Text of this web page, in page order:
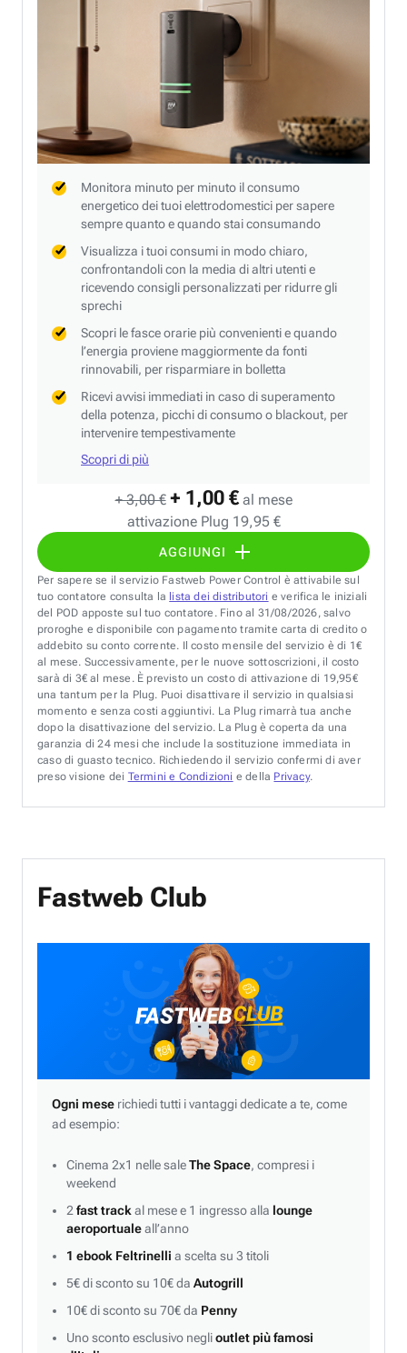
+ 3,00 € + 1,00 € al mese
attivazione Plug 19,95 €
AGGIUNGI
Monitora minuto per minuto il consumo
energetico dei tuoi elettrodomestici per sapere
sempre quanto e quando stai consumando
Visualizza i tuoi consumi in modo chiaro,
confrontandoli con la media di altri utenti e
ricevendo consigli personalizzati per ridurre gli
sprechi
Scopri le fasce orarie più convenienti e quando
l’energia proviene maggiormente da fonti
rinnovabili, per risparmiare in bolletta
Ricevi avvisi immediati in caso di superamento
della potenza, picchi di consumo o blackout, per
intervenire tempestivamente
Scopri di più
Per sapere se il servizio Fastweb Power Control è attivabile sul
tuo contatore consulta la lista dei distributori e verifica le iniziali
del POD apposte sul tuo contatore. Fino al 31/08/2026, salvo
proroghe e disponibile con pagamento tramite carta di credito o
addebito su conto corrente. Il costo mensile del servizio è di 1€
al mese. Successivamente, per le nuove sottoscrizioni, il costo
sarà di 3€ al mese. È previsto un costo di attivazione di 19,95€
una tantum per la Plug. Puoi disattivare il servizio in qualsiasi
momento e senza costi aggiuntivi. La Plug rimarrà tua anche
dopo la disattivazione del servizio. La Plug è coperta da una
garanzia di 24 mesi che include la sostituzione immediata in
caso di guasto tecnico. Richiedendo il servizio confermi di aver
preso visione dei Termini e Condizioni e della Privacy.
Fastweb Club
Ogni mese richiedi tutti i vantaggi dedicate a te, come
ad esempio:
Cinema 2x1 nelle saleThe Space, compresi i
weekend
2 fast track al mese e 1 ingresso alla lounge
aeroportualeall’anno
1 ebook Feltrinelli a scelta su 3 titoli
5€ di sconto su 10€ da Autogrill
10€ di sconto su 70€ da Penny
Uno sconto esclusivo neglioutlet più famosi